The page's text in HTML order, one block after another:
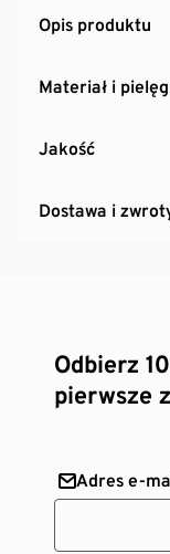
Opis produktu
Materiał i
Jakość
Dostawa i
Odbierz
pierwsze
Adres e-